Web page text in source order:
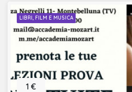
LIBRI, FILM E MUSICA
1 €